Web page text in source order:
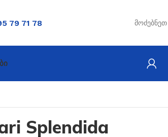
79 71 78
Splendida